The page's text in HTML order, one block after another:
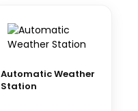
Automatic Weather
Station